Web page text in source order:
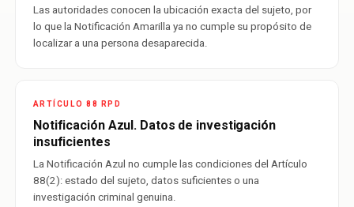
Las autoridades conocen la ubicación exacta del sujeto, por
lo que la Notificación Amarilla ya no cumple su propósito de
localizar a una persona desaparecida.
ARTÍCULO 88 RPD
Notificación Azul. Datos de investigación
insuficientes
La Notificación Azul no cumple las condiciones del Artículo
88(2): estado del sujeto, datos suficientes o una
investigación criminal genuina.